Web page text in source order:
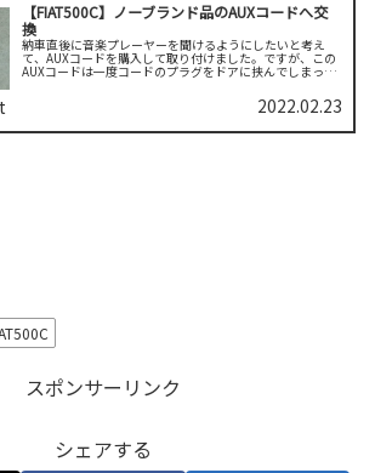
【FIAT500C】ノーブランド品のAUXコードへ交
換
納車直後に音楽プレーヤーを聞けるようにしたいと考え
て、AUXコードを購入して取り付けました。ですが、この
AUXコードは一度コードのプラグをドアに挟んでしまった
2022.02.23
スポンサーリンク
シェアする